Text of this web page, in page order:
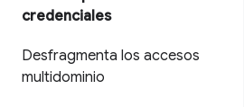
credenciales
Desfragmenta los accesos
multidominio